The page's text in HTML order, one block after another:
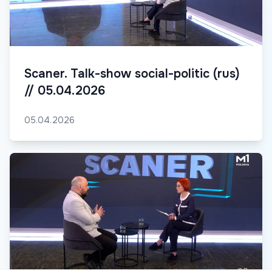
Scaner. Talk-show social-politic (rus)
// 05.04.2026
05.04.2026